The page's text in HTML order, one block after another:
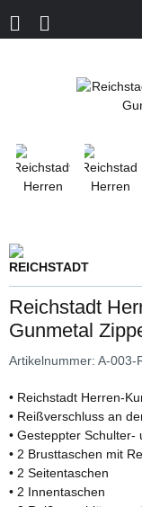
Reichstadt
Gunmetal
Artikelnummer: A-003-
• Reichstadt Herren-
• Reißverschluss an
• Gesteppter Schulter-
• 2 Brusttaschen mit
• 2 Seitentaschen
• 2 Innentaschen